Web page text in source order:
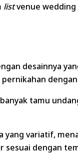
listvenue wedding
desainnya
dengan
tamu
variatif,
sesuai dengan